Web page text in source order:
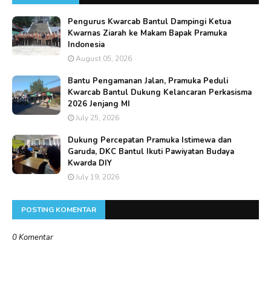
Pengurus Kwarcab Bantul Dampingi Ketua
Kwarnas Ziarah ke Makam Bapak Pramuka
Indonesia
August 05, 2026
Bantu Pengamanan Jalan, Pramuka Peduli
Kwarcab Bantul Dukung Kelancaran Perkasisma
2026 Jenjang MI
July 25, 2026
Dukung Percepatan Pramuka Istimewa dan
Garuda, DKC Bantul Ikuti Pawiyatan Budaya
Kwarda DIY
July 19, 2026
POSTING KOMENTAR
0 Komentar